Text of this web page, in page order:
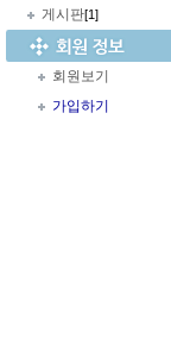
게시판[1]
회원보기
가입하기